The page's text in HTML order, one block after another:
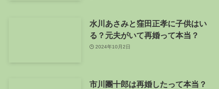
水川あさみと窪田正孝に子供はい
る？元夫がいて再婚って本当？
2024年10月2日
市川團十郎は再婚したって本当？